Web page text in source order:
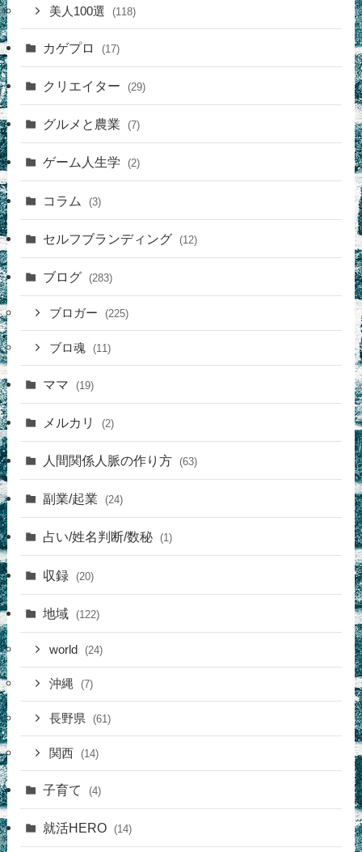
美人100選 (118)
カゲプロ (17)
クリエイター (29)
グルメと農業 (7)
ゲーム人生学 (2)
コラム (3)
セルフブランディング (12)
ブログ (283)
ブロガー (225)
ブロ魂 (11)
ママ (19)
メルカリ (2)
人間関係人脈の作り方 (63)
副業/起業 (24)
占い/姓名判断/数秘 (1)
収録 (20)
地域 (122)
world (24)
沖縄 (7)
長野県 (61)
関西 (14)
子育て (4)
就活HERO (14)